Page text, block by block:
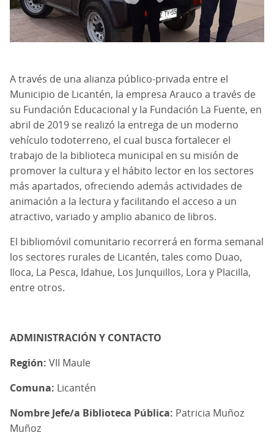
A través de una alianza público-privada entre el
Municipio de Licantén, la empresa Arauco a través de
su Fundación Educacional y la Fundación La Fuente, en
abril de 2019 se realizó la entrega de un moderno
vehículo todoterreno, el cual busca fortalecer el
trabajo de la biblioteca municipal en su misión de
promover la cultura y el hábito lector en los sectores
más apartados, ofreciendo además actividades de
animación a la lectura y facilitando el acceso a un
atractivo, variado y amplio abanico de libros.
El bibliomóvil comunitario recorrerá en forma semanal
los sectores rurales de Licantén, tales como Duao,
Iloca, La Pesca, Idahue, Los Junquillos, Lora y Placilla,
entre otros.
ADMINISTRACIÓN Y CONTACTO
Región: VII Maule
Comuna: Licantén
Nombre Jefe/a Biblioteca Pública: Patricia Muñoz
Muñoz